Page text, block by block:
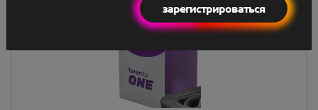
зарегистрироваться